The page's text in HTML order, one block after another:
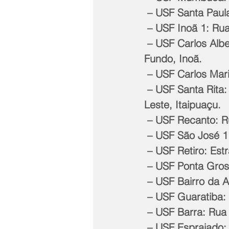
– USF Santa
– USF Inoã 1:
Fundo, Inoã.
– USF Carlos
Leste, Itaipuaçu.
– USF Recanto:
– USF São José
– USF Retiro:
– USF Ponta
– USF Bairro da
– USF
– USF Barra: